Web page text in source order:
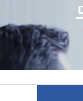
정보
자문단(